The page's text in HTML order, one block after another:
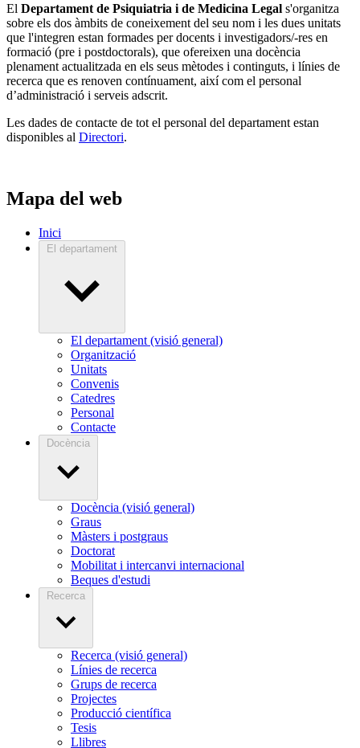
El Departament de Psiquiatria i de Medicina Legal s'organitza
sobre els dos àmbits de coneixement del seu nom i les dues unitats
que l'integren estan formades per docents i investigadors/-res en
formació (pre i postdoctorals), que ofereixen una docència
plenament actualitzada en els seus mètodes i continguts, i línies de
recerca que es renoven contínuament, així com el personal
d’administració i serveis adscrit.
Les dades de contacte de tot el personal del departament estan
disponibles al Directori.
Mapa del web
Inici
El departament
El departament (visió general)
Organització
Unitats
Convenis
Catedres
Personal
Contacte
Docència
Docència (visió general)
Graus
Màsters i postgraus
Doctorat
Mobilitat i intercanvi internacional
Beques d'estudi
Recerca
Recerca (visió general)
Línies de recerca
Grups de recerca
Projectes
Producció científica
Tesis
Llibres